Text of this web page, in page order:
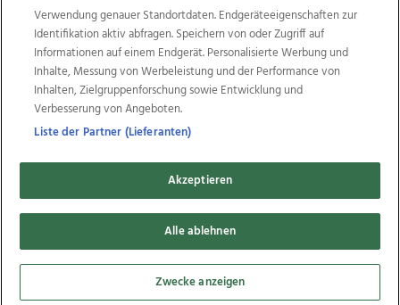
Weitere Angebote des Medienhauses Wimmer
TV1 di-mog-i.at OÖNow
Ischler Woche
Life Radio
OÖNachrichten
OÖN Immobilien
OÖN Karriere
OÖN Reise
Promenaden Galerien
Regionaljobs
wasistlos.at wirtrauern.at
Copyrights © 2026 Tips Zeitungs GmbH & Co KG
developed by
Verwendung genauer Standortdaten. Endgeräteeigenschaften zur
Identifikation aktiv abfragen. Speichern von oder Zugriff auf
Informationen auf einem Endgerät. Personalisierte Werbung und
Inhalte, Messung von Werbeleistung und der Performance von
Inhalten, Zielgruppenforschung sowie Entwicklung und
Verbesserung von Angeboten.
Liste der Partner (Lieferanten)
Akzeptieren
Alle ablehnen
Zwecke anzeigen